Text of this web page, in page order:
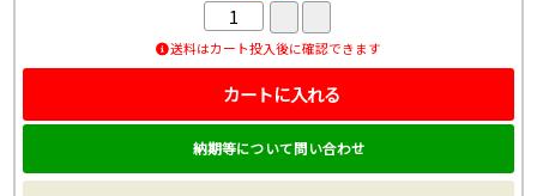
送料はカート投入後に確認できます
カートに入れる
納期等について問い合わせ